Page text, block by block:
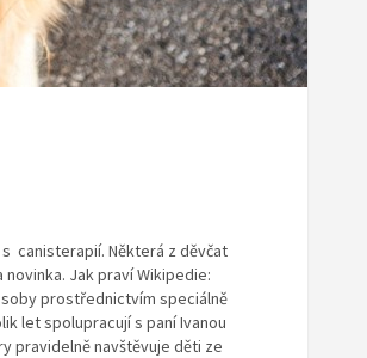
canisterapií. Některá z děvčat
Jak praví Wikipedie:
prostřednictvím speciálně
let spolupracují s paní Ivanou
pravidelně navštěvuje děti ze